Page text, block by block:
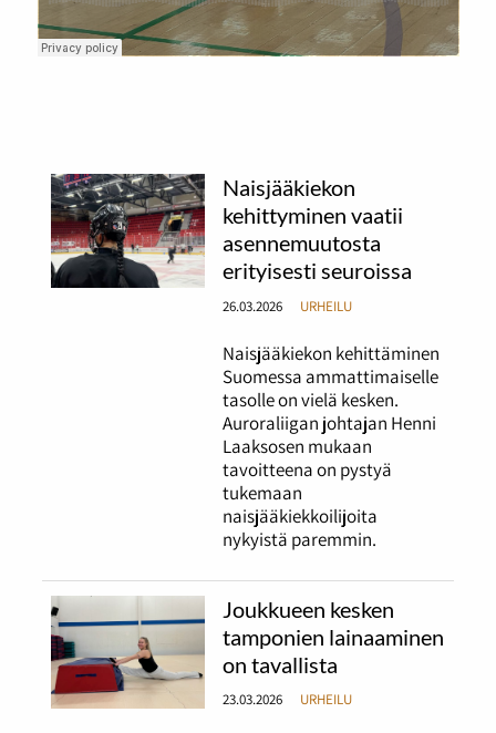
Naisjääkiekon
kehittyminen vaatii
asennemuutosta
erityisesti seuroissa
26.03.2026 URHEILU
Naisjääkiekon kehittäminen
Suomessa ammattimaiselle
tasolle on vielä kesken.
Auroraliigan johtajan Henni
Laaksosen mukaan
tavoitteena on pystyä
tukemaan
naisjääkiekkoilijoita
nykyistä paremmin.
Joukkueen kesken
tamponien lainaaminen
on tavallista
23.03.2026 URHEILU